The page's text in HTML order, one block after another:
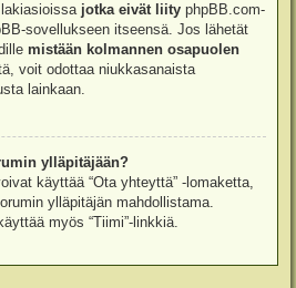
jotka eivät liity phpBB.com-
sovellukseen itseensä. Jos lähetät
mistään kolmannen osapuolen
voit odottaa niukkasanaista
lainkaan.
ylläpitäjään?
käyttää “Ota yhteyttä” -lomaketta,
ylläpitäjän mahdollistama.
myös “Tiimi”-linkkiä.